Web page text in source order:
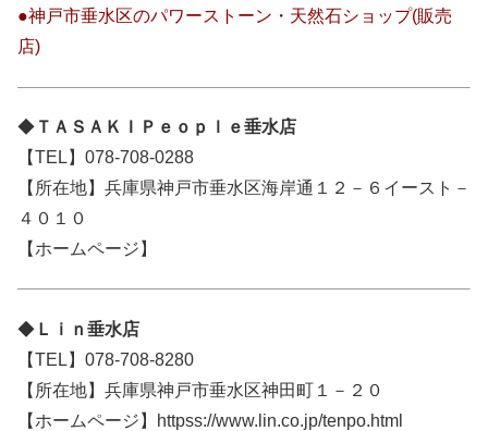
●神戸市垂水区のパワーストーン・天然石ショップ(販売
店)
◆ ＴＡＳＡＫＩＰｅｏｐｌｅ垂水店
【TEL】078-708-0288
【所在地】兵庫県神戸市垂水区海岸通１２－６イースト－
４０１０
【ホームページ】
◆ Ｌｉｎ垂水店
【TEL】078-708-8280
【所在地】兵庫県神戸市垂水区神田町１－２０
【ホームページ】httpss://www.lin.co.jp/tenpo.html